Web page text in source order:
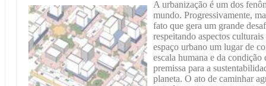
A urbanização é um dos
mundo. Progressivamente,
fato que gera um grande
respeitando aspectos
espaço urbano um lugar de
escala humana e da condição
premissa para a
planeta. O ato de caminhar